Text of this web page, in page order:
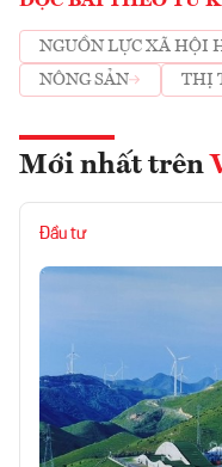
NGUỒN LỰC XÃ HỘI
NÔNG SẢN
THỊ
Mới nhất trên
Đầu tư